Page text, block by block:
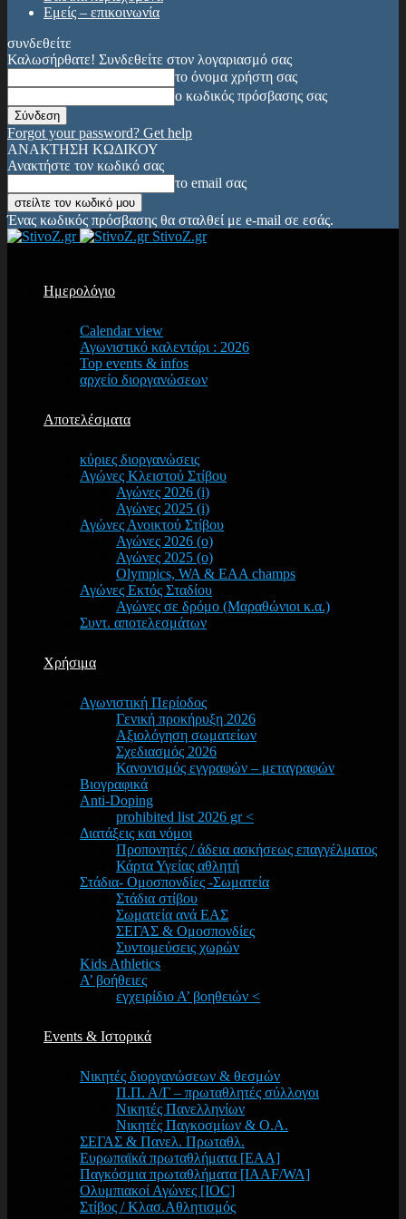
Εμείς – επικοινωνία
συνδεθείτε
Καλωσήρθατε! Συνδεθείτε στον λογαριασμό σας
το όνομα χρήστη σας
ο κωδικός πρόσβασης σας
Forgot your password? Get help
ΑΝΑΚΤΗΣΗ ΚΩΔΙΚΟΥ
Ανακτήστε τον κωδικό σας
το email σας
Ένας κωδικός πρόσβασης θα σταλθεί με e-mail σε εσάς.
StivoZ.gr
Ημερολόγιο
Calendar view
Αγωνιστικό καλεντάρι : 2026
Top events & infos
αρχείο διοργανώσεων
Αποτελέσματα
κύριες διοργανώσεις
Αγώνες Κλειστού Στίβου
Αγώνες 2026 (i)
Αγώνες 2025 (i)
Αγώνες Ανοικτού Στίβου
Αγώνες 2026 (o)
Αγώνες 2025 (o)
Olympics, WA & EAA champs
Αγώνες Εκτός Σταδίου
Αγώνες σε δρόμο (Μαραθώνιοι κ.α.)
Συντ. αποτελεσμάτων
Χρήσιμα
Αγωνιστική Περίοδος
Γενική προκήρυξη 2026
Αξιολόγηση σωματείων
Σχεδιασμός 2026
Κανονισμός εγγραφών – μεταγραφών
Βιογραφικά
Anti-Doping
prohibited list 2026 gr <
Διατάξεις και νόμοι
Προπονητές / άδεια ασκήσεως επαγγέλματος
Κάρτα Υγείας αθλητή
Στάδια- Ομοσπονδίες -Σωματεία
Στάδια στίβου
Σωματεία ανά ΕΑΣ
ΣΕΓΑΣ & Ομοσπονδίες
Συντομεύσεις χωρών
Kids Athletics
Α’ βοήθειες
εγχειρίδιο Α’ βοηθειών <
Events & Ιστορικά
Νικητές διοργανώσεων & θεσμών
Π.Π. Α/Γ – πρωταθλητές σύλλογοι
Νικητές Πανελληνίων
Νικητές Παγκοσμίων & Ο.Α.
ΣΕΓΑΣ & Πανελ. Πρωταθλ.
Ευρωπαϊκά πρωταθλήματα [EAA]
Παγκόσμια πρωταθλήματα [IAAF/WA]
Ολυμπιακοί Αγώνες [IOC]
Στίβος / Κλασ.Αθλητισμός